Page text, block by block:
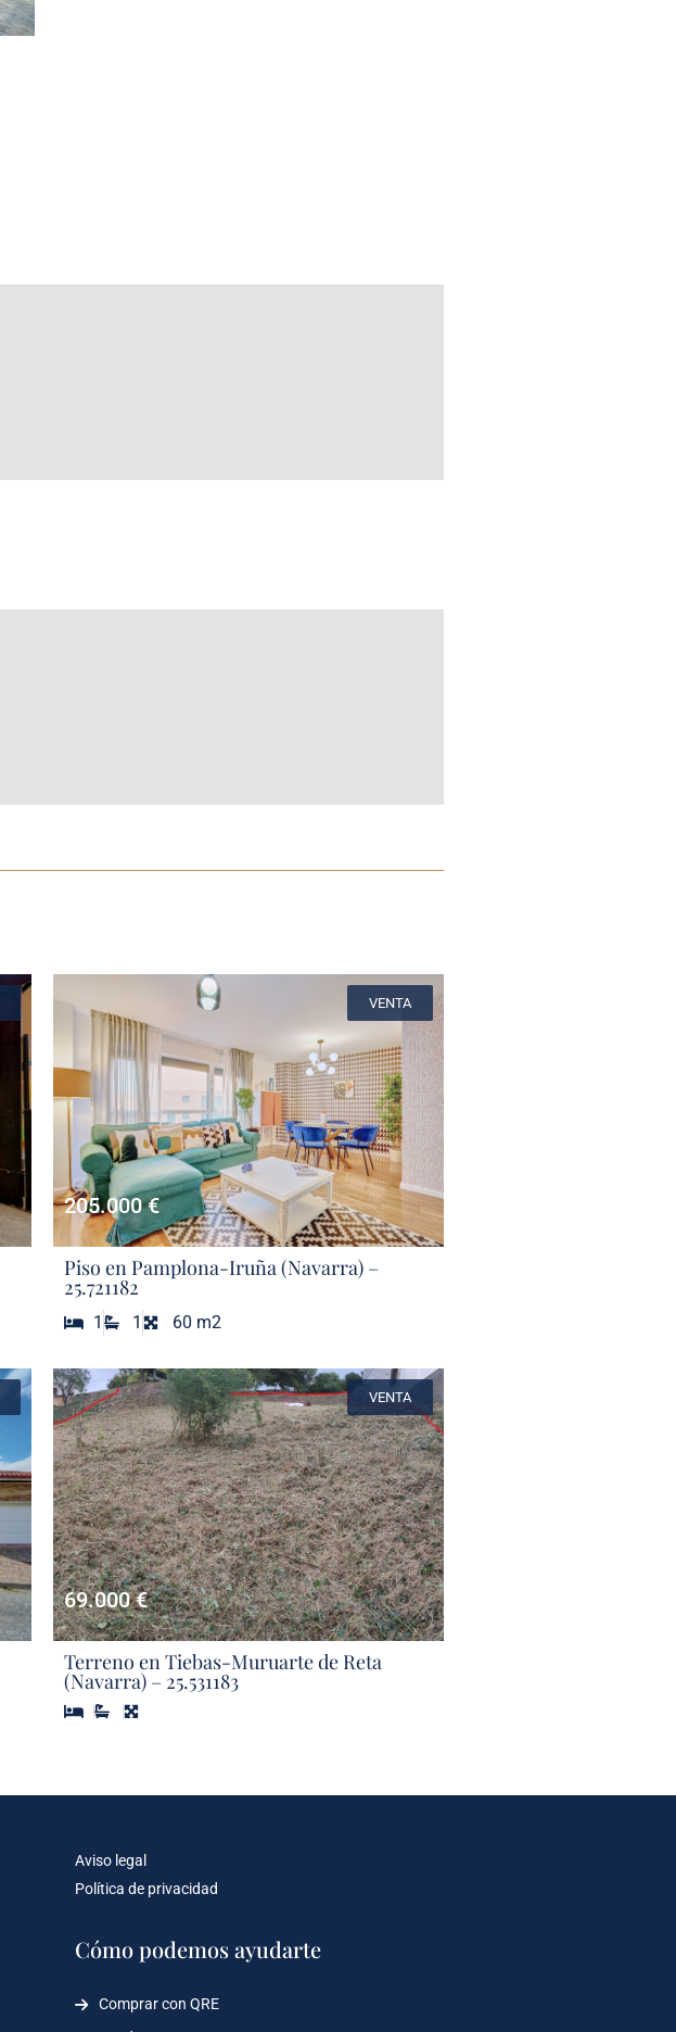
VENTA
205.000 €
Piso en Pamplona-Iruña (Navarra) –
25.721182
1 1 60 m2
VENTA
69.000 €
Terreno en Tiebas-Muruarte de Reta
(Navarra) – 25.531183
Aviso legal
Política de privacidad
Cómo podemos ayudarte
Comprar con QRE